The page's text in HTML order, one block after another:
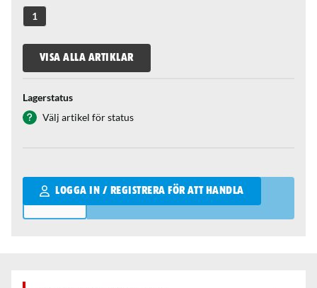
1
VISA ALLA ARTIKLAR
Lagerstatus
Välj artikel för status
LOGGA IN / REGISTRERA FÖR ATT HANDLA
Qantity